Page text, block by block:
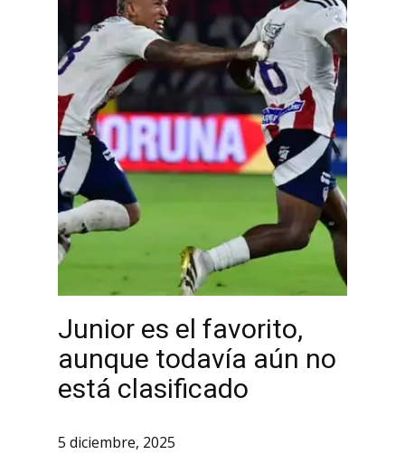
Junior es el favorito,
aunque todavía aún no
está clasificado
5 diciembre, 2025